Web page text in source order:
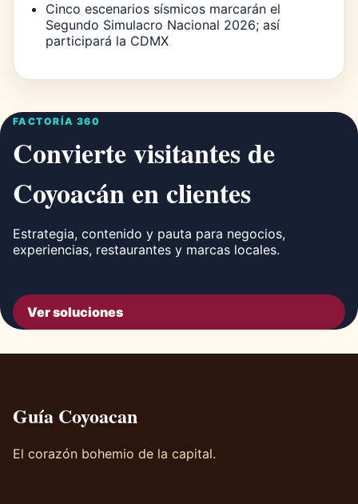
Cinco escenarios sísmicos marcarán el
Segundo Simulacro Nacional 2026; así
participará la CDMX
FACTORÍA 360
Convierte visitantes de
Coyoacán en clientes
Estrategia, contenido y pauta para negocios,
experiencias, restaurantes y marcas locales.
Ver soluciones
Guía Coyoacan
El corazón bohemio de la capital.